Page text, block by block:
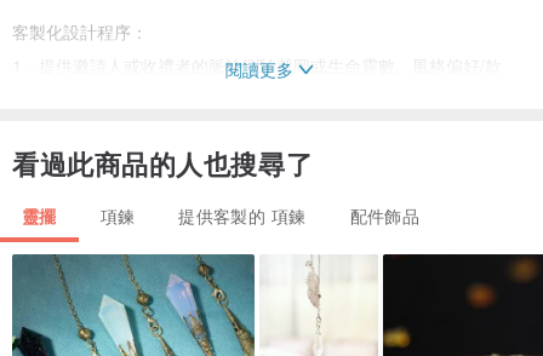
客製化設計程序：
1．提供邀請人或收禮者的脈輪測驗截圖或生命靈數、風格偏好/款
合的搭配方向。
排，以及報價（客訂賣場）。
4．客戶確認下單後安排製作檔期，耐心等待約三到五日的設計製作時
間。（如有指定素材缺貨需等待採購5~14天）
閱讀更多
看過此商品的人也搜尋了
靈擺 項鍊 提供客製的 項鍊 配件飾品